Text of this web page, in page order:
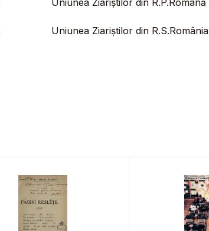
Uniunea Ziariștilor din R.P.Română
Uniunea Ziariștilor din R.S.România